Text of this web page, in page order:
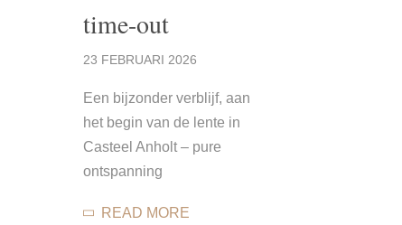
time-out
23 FEBRUARI 2026
Een bijzonder verblijf, aan
het begin van de lente in
Casteel Anholt – pure
ontspanning
READ MORE